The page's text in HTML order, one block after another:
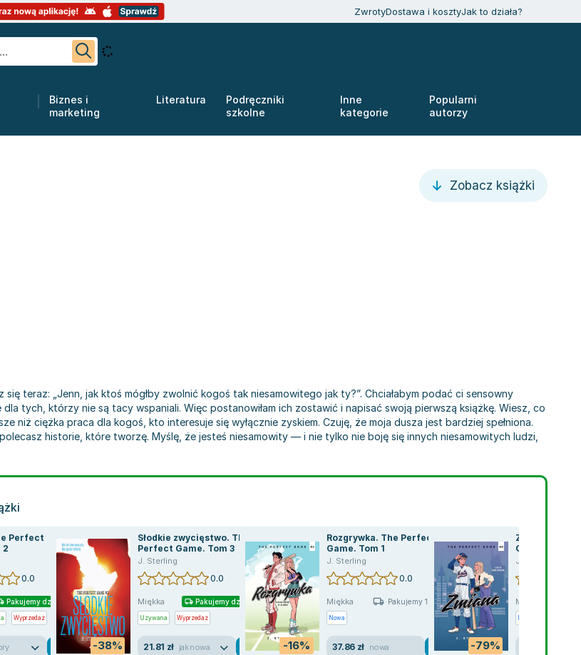
ZwrotyDostawa i kosztyJak to działa?
Biznes i
marketing
Literatura
Podręczniki
szkolne
Inne
kategorie
Popularni
autorzy
Zobacz książki
teraz: „Jenn, jak ktoś mógłby zwolnić kogoś tak niesamowitego jak ty?”. Chciałabym podać ci sensowny
tych, którzy nie są tacy wspaniali. Więc postanowiłam ich zostawić i napisać swoją pierwszą książkę. Wiesz, co
niż ciężka praca dla kogoś, kto interesuje się wyłącznie zyskiem. Czuję, że moja dusza jest bardziej spełniona.
historie, które tworzę. Myślę, że jesteś niesamowity — i nie tylko nie boję się innych niesamowitych ludzi,
Perfect
2
0.0
Pakujemy dzisiaj
Wyprzedaż
-38%
Słodkie zwycięstwo. The
Perfect Game. Tom 3
J. Sterling
0.0
Miękka Pakujemy dzisiaj
Używana Wyprzedaż
21.81 zł jak nowa -16%
Rozgrywka. The Perfect
Game. Tom 1
J. Sterling
0.0
Miękka Pakujemy 10.08
Nowa
37.86 zł nowa -79%
Zmiana. The
Game. Tom 2
J. Sterling
Miękka
Nowa